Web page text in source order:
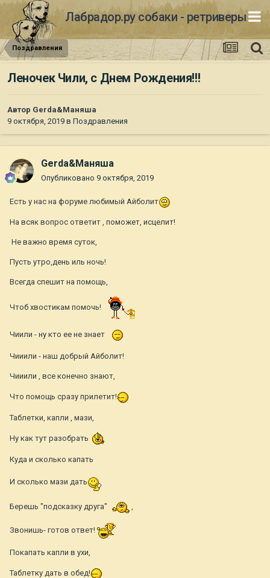
Лабрадор.ру собаки - ретриверы
Поздравления
Леночек Чили, с Днем Рождения!!!
Автор Gerda&Маняша
9 октября, 2019 в Поздравления
Gerda&Маняша
Опубликовано 9 октября, 2019
Есть у нас на форуме любимый Айболит
На всяк вопрос ответит , поможет, исцелит!
Не важно время суток,
Пусть утро,день иль ночь!
Всегда спешит на помощь,
Чтоб хвостикам помочь!
Чиили - ну кто ее не знает
Чииили - наш добрый Айболит!
Чииили , все конечно знают,
Что помощь сразу прилетит!
Таблетки, капли , мази,
Ну как тут разобрать
Куда и сколько капать
И сколько мази дать
Берешь "подсказку друга" ,
Звонишь- готов ответ!
Покапать капли в ухи,
Таблетку дать в обед!